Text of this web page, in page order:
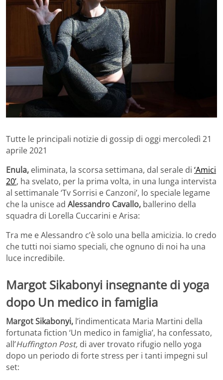
Tutte le principali notizie di gossip di oggi mercoledì 21
aprile 2021
Enula, eliminata, la scorsa settimana, dal serale di ‘Amici
20’, ha svelato, per la prima volta, in una lunga intervista
al settimanale ‘Tv Sorrisi e Canzoni’, lo speciale legame
che la unisce ad Alessandro Cavallo, ballerino della
squadra di Lorella Cuccarini e Arisa:
Tra me e Alessandro c’è solo una bella amicizia. Io credo
che tutti noi siamo speciali, che ognuno di noi ha una
luce incredibile.
Margot Sikabonyi insegnante di yoga
dopo Un medico in famiglia
Margot Sikabonyi, l’indimenticata Maria Martini della
fortunata fiction ‘Un medico in famiglia’, ha confessato,
all’Huffington Post, di aver trovato rifugio nello yoga
dopo un periodo di forte stress per i tanti impegni sul
set: